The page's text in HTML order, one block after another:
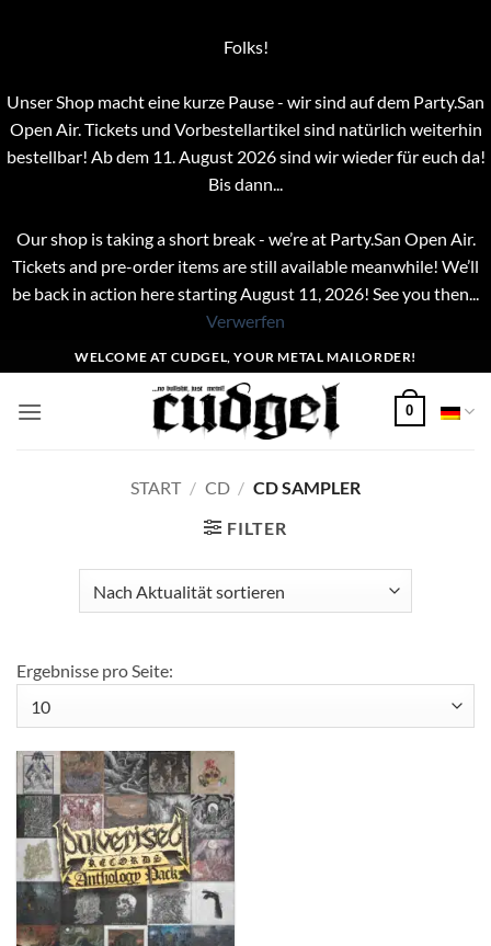
Folks!
Unser Shop macht eine kurze Pause - wir sind auf dem Party.San
Open Air. Tickets und Vorbestellartikel sind natürlich weiterhin
bestellbar! Ab dem 11. August 2026 sind wir wieder für euch da!
Bis dann...
Our shop is taking a short break - we’re at Party.San Open Air.
Tickets and pre-order items are still available meanwhile! We’ll
be back in action here starting August 11, 2026! See you then...
Verwerfen
Inhalt
springen
WELCOME AT CUDGEL, YOUR METAL MAILORDER!
0
START / CD / CD SAMPLER
FILTER
Ergebnisse pro Seite: